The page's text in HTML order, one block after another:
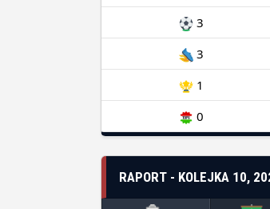
3
3
1
0
RAPORT - KOLEJKA 10,